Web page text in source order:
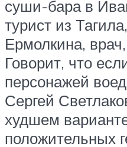
суши-бара в
турист из
Ермолкина,
Говорит, что
персонажей
Сергей
худшем
положительных